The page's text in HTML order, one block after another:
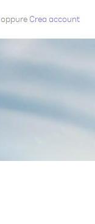
oppureCrea account